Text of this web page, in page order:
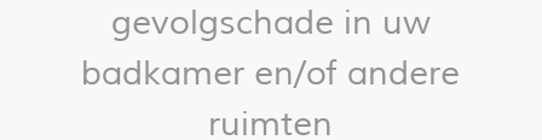
gevolgschade in uw
badkamer en/of andere
ruimten